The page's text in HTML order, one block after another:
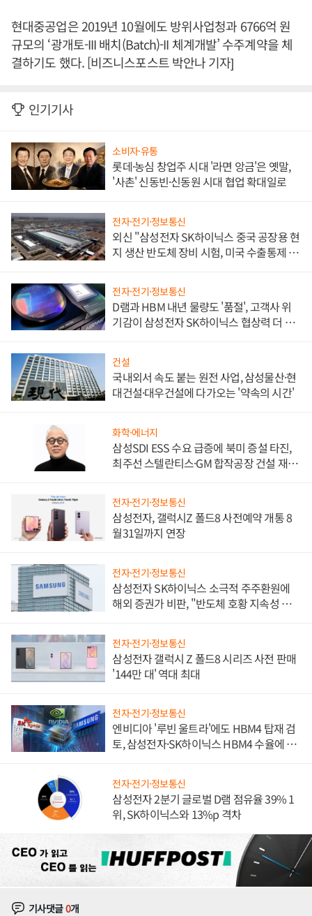
현대중공업은 2019년 10월에도 방위사업청과 6766억 원
규모의 ‘광개토-III 배치(Batch)-II 체계개발’ 수주계약을 체
결하기도 했다. [비즈니스포스트 박안나 기자]
인기기사
소비자·유통
롯데·농심 창업주 시대 '라면 앙금'은 옛말,
'사촌' 신동빈·신동원 시대 협업 확대일로
전자·전기·정보통신
외신 "삼성전자 SK하이닉스 중국 공장용 현
지 생산 반도체 장비 시험, 미국 수출통제 대
전자·전기·정보통신
D램과 HBM 내년 물량도 '품절', 고객사 위
기감이 삼성전자 SK하이닉스 협상력 더 키
건설
국내외서 속도 붙는 원전 사업, 삼성물산·현
대건설·대우건설에 다가오는 '약속의 시간'
화학·에너지
삼성SDI ESS 수요 급증에 북미 증설 타진,
최주선 스텔란티스·GM 합작공장 건설 재추
전자·전기·정보통신
삼성전자, 갤럭시Z 폴드8 사전예약 개통 8
월31일까지 연장
전자·전기·정보통신
삼성전자 SK하이닉스 소극적 주주환원에
해외 증권가 비판, "반도체 호황 지속성 의
전자·전기·정보통신
삼성전자 갤럭시 Z 폴드8 시리즈 사전 판매
'144만 대' 역대 최대
전자·전기·정보통신
엔비디아 '루빈 울트라'에도 HBM4 탑재 검
토, 삼성전자·SK하이닉스 HBM4 수율에 주
전자·전기·정보통신
삼성전자 2분기 글로벌 D램 점유율 39% 1
위, SK하이닉스와 13%p 격차
기사댓글0개